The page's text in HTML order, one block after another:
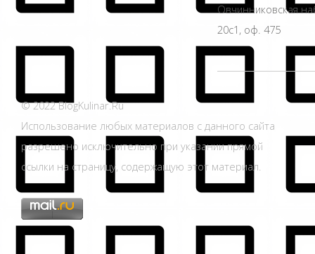
Овчинниковская
20с1, оф. 475
© 2022 BlogKulinar.Ru
Использование любых материалов с данного сайта
разрешено исключительно при указании прямой
ссылки на страницу, содержащую этот материал.